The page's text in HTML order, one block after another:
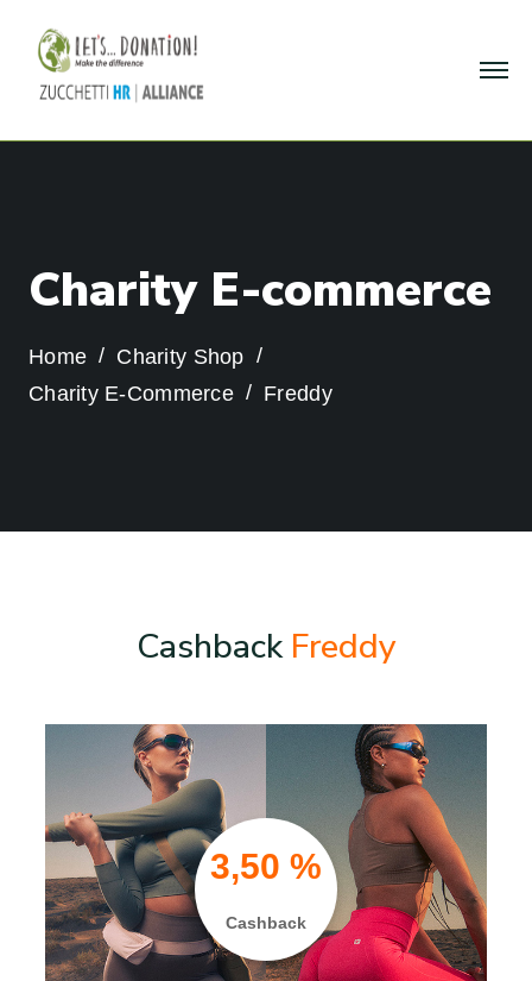
Charity E-commerce
Home
Charity Shop
Charity E-Commerce
Freddy
Cashback Freddy
3,50 %
Cashback